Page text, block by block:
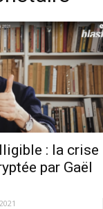
: la crise
par Gaël